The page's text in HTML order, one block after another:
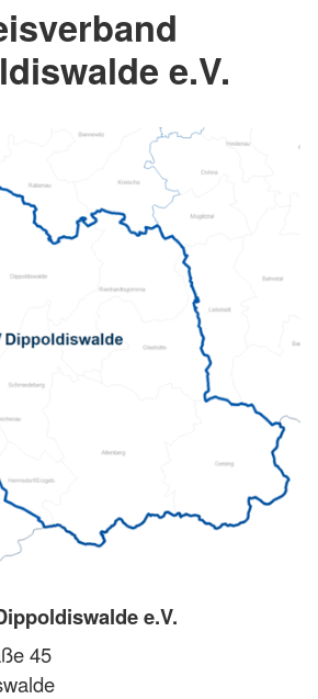
e.V.
e.V.
45